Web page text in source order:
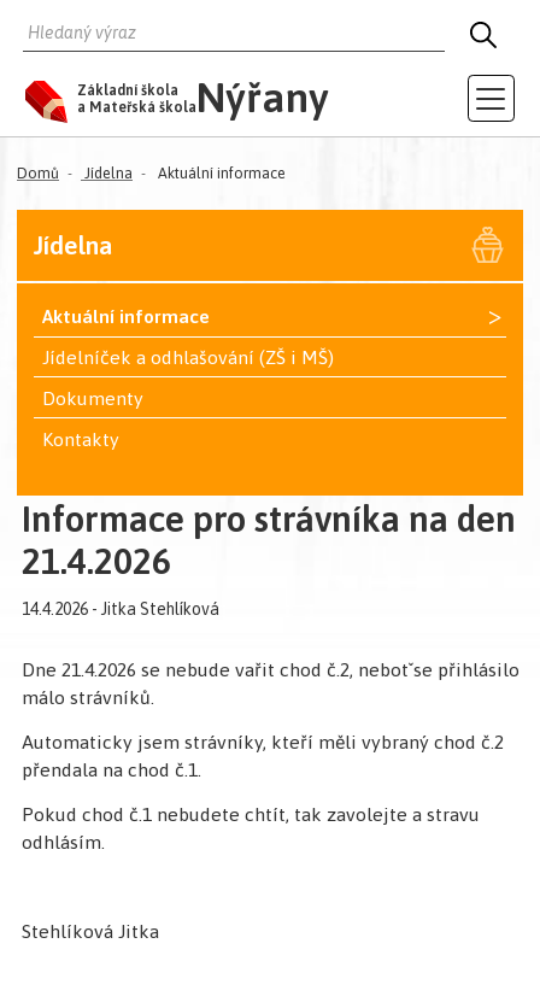
HLEDAT
Základní škola
a Mateřská škola Nýřany
Domů Jídelna Aktuální informace
Jídelna
Aktuální informace >
Jídelníček a odhlašování (ZŠ i MŠ)
Dokumenty
Kontakty
Informace pro strávníka na den
21.4.2026
14.4.2026 - Jitka Stehlíková
Dne 21.4.2026 se nebude vařit chod č.2, nebotˇse přihlásilo
málo strávníků.
Automaticky jsem strávníky, kteří měli vybraný chod č.2
přendala na chod č.1.
Pokud chod č.1 nebudete chtít, tak zavolejte a stravu
odhlásím.
Stehlíková Jitka